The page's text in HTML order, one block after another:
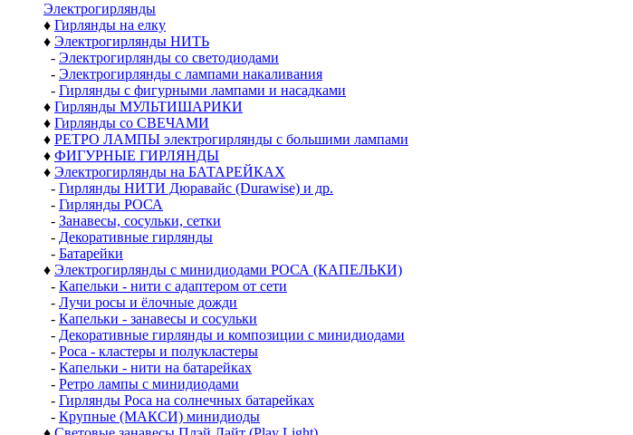
Электро­гирлянды
♦ Гирлянды на елку
♦ Электрогирлянды НИТЬ
- Электрогирлянды со светодиодами
- Электрогирлянды с лампами накаливания
- Гирлянды с фигурными лампами и насадками
♦ Гирлянды МУЛЬТИШАРИКИ
♦ Гирлянды со СВЕЧАМИ
♦ РЕТРО ЛАМПЫ электрогирлянды с большими лампами
♦ ФИГУРНЫЕ ГИРЛЯНДЫ
♦ Электрогирлянды на БАТАРЕЙКАХ
- Гирлянды НИТИ Дюравайс (Durawise) и др.
- Гирлянды РОСА
- Занавесы, сосульки, сетки
- Декоративные гирлянды
- Батарейки
♦ Электрогирлянды с минидиодами РОСА (КАПЕЛЬКИ)
- Капельки - нити с адаптером от сети
- Лучи росы и ёлочные дожди
- Капельки - занавесы и сосульки
- Декоративные гирлянды и композиции с минидиодами
- Роса - кластеры и полукластеры
- Капельки - нити на батарейках
- Ретро лампы с минидиодами
- Гирлянды Роса на солнечных батарейках
- Крупные (МАКСИ) минидиоды